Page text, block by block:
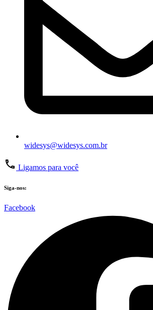
widesys@widesys.com.br
Ligamos para você
Siga-nos:
Facebook